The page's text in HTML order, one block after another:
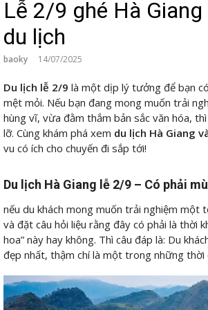
Lễ 2/9 ghé Hà
du lịch
baoky 14/07/2025
Du lịch lễ 2/9 là một dịp lý tưởng để bạn
mệt mỏi. Nếu bạn đang mong muốn trải
hùng vĩ, vừa đằm thắm bản sắc văn hóa,
lỡ. Cùng khám phá xem du lịch Hà Giang
vu có ích cho chuyến đi sắp tới!
Du lịch Hà Giang lễ 2/9 – Có phải
nếu du khách mong muốn trải nghiệm một
và đặt câu hỏi liệu rằng đây có phải là thời
hoa” này hay không. Thì câu đáp là: Du
đẹp nhất, thậm chí là một trong những